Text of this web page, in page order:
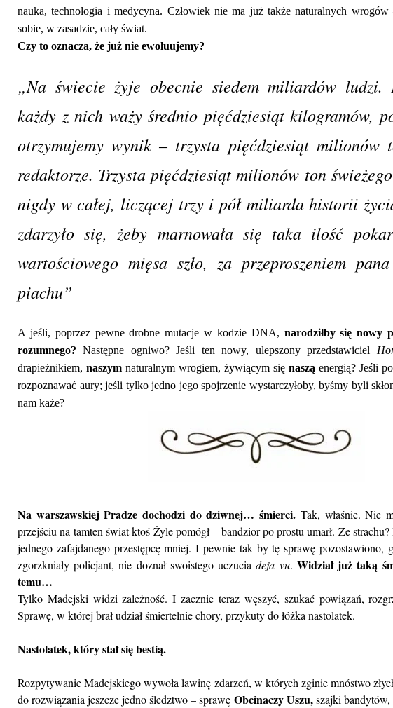
nauka, technologia i medycyna. Człowiek nie ma już także naturalnych wrogów
sobie, w zasadzie, cały świat.
Czy to oznacza, że już nie ewoluujemy?
„Na świecie żyje obecnie siedem miliardów ludzi.
każdy z nich waży średnio pięćdziesiąt kilogramów,
otrzymujemy wynik – trzysta pięćdziesiąt milionów
redaktorze. Trzysta pięćdziesiąt milionów ton
nigdy w całej, liczącej trzy i pół miliarda historii
zdarzyło się, żeby marnowała się taka ilość
wartościowego mięsa szło, za przeproszeniem
piachu”
A jeśli, poprzez pewne drobne mutacje w kodzie DNA, narodziłby się nowy
rozumnego? Następne ogniwo? Jeśli ten nowy, ulepszony przedstawiciel
drapieżnikiem, naszym naturalnym wrogiem, żywiącym się naszą energią? Jeśli
rozpoznawać aury; jeśli tylko jedno jego spojrzenie wystarczyłoby, byśmy byli
nam każe?
Na warszawskiej Pradze dochodzi do dziwnej… śmierci. Tak, właśnie. Nie
przejściu na tamten świat ktoś Żyle pomógł – bandzior po prostu umarł. Ze
jednego zafajdanego przestępcę mniej. I pewnie tak by tę sprawę pozostawiono,
zgorzkniały policjant, nie doznał swoistego uczuciadeja vu. Widział już taką
temu…
Tylko Madejski widzi zależność. I zacznie teraz węszyć, szukać powiązań,
Sprawę, w której brał udział śmiertelnie chory, przykuty do łóżka nastolatek.
Nastolatek, który stał się bestią.
Rozpytywanie Madejskiego wywoła lawinę zdarzeń, w których zginie mnóstwo
do rozwiązania jeszcze jedno śledztwo – sprawę Obcinaczy Uszu,szajki bandytów,